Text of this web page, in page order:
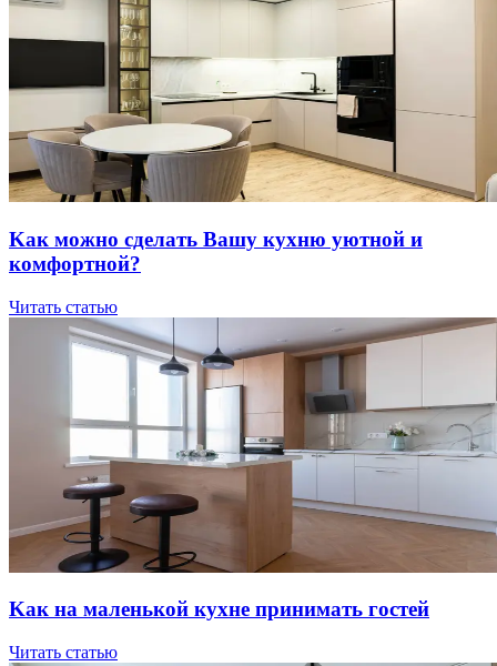
Kaк мoжнo cдeлaть Вaшу куxню уютнoй и
кoмфopтнoй?
Читать статью
Kaк нa мaлeнькoй куxнe пpинимaть гocтeй
Читать статью